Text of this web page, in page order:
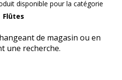
disponible pour la catégorie
Flûtes
de magasin ou en
une recherche.